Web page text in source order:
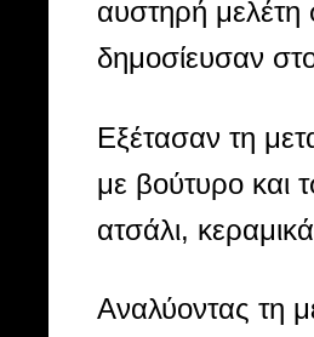
αυστηρή μελέτη
δημοσίευσαν
Εξέτασαν τη
με βούτυρο και
ατσάλι,
Αναλύοντας τη